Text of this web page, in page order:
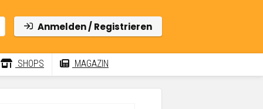
Anmelden / Registrieren
SHOPS MAGAZIN